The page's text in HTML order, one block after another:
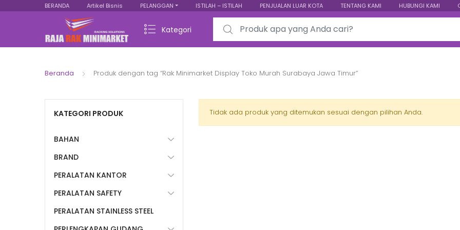
BERANDA Artikel Bisnis PELANGGAN ISTILAH – ISTILAH PENJUALAN LUAR KOTA TENTANG KAMI HUBUNGI KAMI
Kategori
Search for:
Beranda Produk dengan tag “Rak Minimarket Display Toko Murah Surabaya Jawa Timur”
Tidak ada produk yang ditemukan sesuai dengan pilihan Anda.
KATEGORI PRODUK
BAHAN
BRAND
PERALATAN KANTOR
PERALATAN SAFETY
PERALATAN STAINLESS STEEL